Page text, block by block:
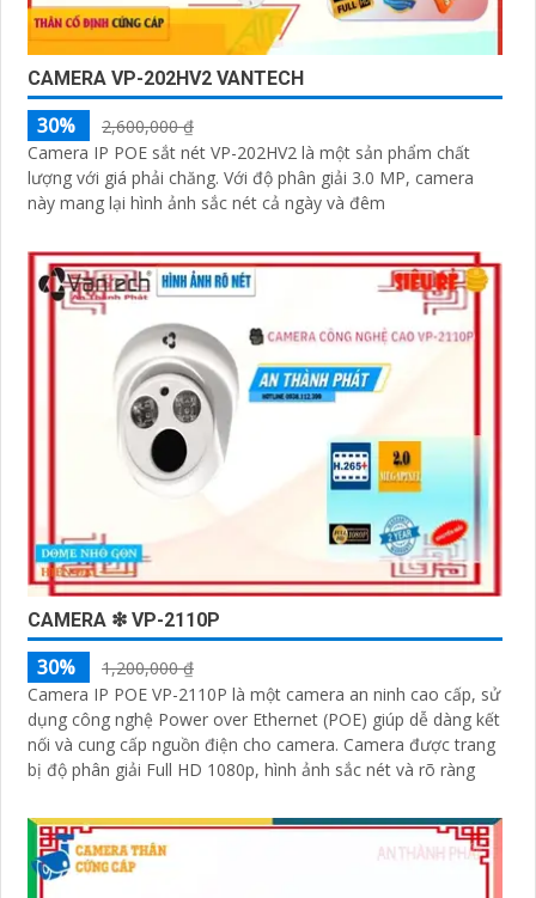
CAMERA VP-202HV2 VANTECH
30%
2,600,000 ₫
Camera IP POE sắt nét VP-202HV2 là một sản phẩm chất
lượng với giá phải chăng. Với độ phân giải 3.0 MP, camera
này mang lại hình ảnh sắc nét cả ngày và đêm
CAMERA ❇ VP-2110P
30%
1,200,000 ₫
Camera IP POE VP-2110P là một camera an ninh cao cấp, sử
dụng công nghệ Power over Ethernet (POE) giúp dễ dàng kết
nối và cung cấp nguồn điện cho camera. Camera được trang
bị độ phân giải Full HD 1080p, hình ảnh sắc nét và rõ ràng